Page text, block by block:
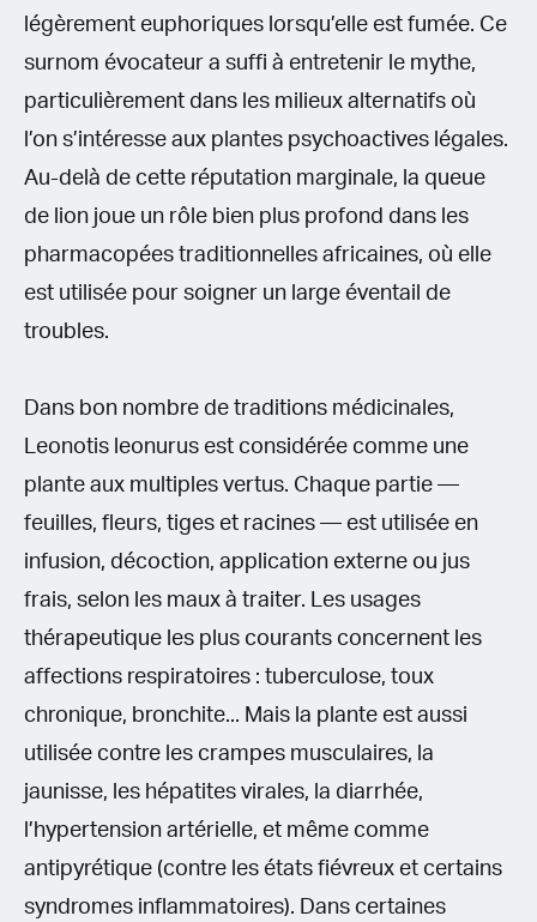
légèrement euphoriques lorsqu’elle est fumée. Ce
surnom évocateur a suffi à entretenir le mythe,
particulièrement dans les milieux alternatifs où
l’on s’intéresse aux plantes psychoactives légales.
Au-delà de cette réputation marginale, la queue
de lion joue un rôle bien plus profond dans les
pharmacopées traditionnelles africaines, où elle
est utilisée pour soigner un large éventail de
troubles.
Dans bon nombre de traditions médicinales,
Leonotis leonurus est considérée comme une
plante aux multiples vertus. Chaque partie —
feuilles, fleurs, tiges et racines — est utilisée en
infusion, décoction, application externe ou jus
frais, selon les maux à traiter. Les usages
thérapeutique les plus courants concernent les
affections respiratoires : tuberculose, toux
chronique, bronchite... Mais la plante est aussi
utilisée contre les crampes musculaires, la
jaunisse, les hépatites virales, la diarrhée,
l’hypertension artérielle, et même comme
antipyrétique (contre les états fiévreux et certains
syndromes inflammatoires). Dans certaines